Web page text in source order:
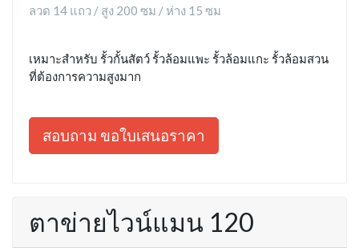
ลวด 14 แถว / สูง 200 ซม / ห่าง 15 ซม
เหมาะสำหรับ รั้วกั้นสัตว์ รั้วล้อมแพะ รั้วล้อมแกะ รั้วล้อมสวน
ที่ต้องการความสูงมาก
สอบถาม ขอใบเสนอราคา
ตาข่ายไวน์แมน 120